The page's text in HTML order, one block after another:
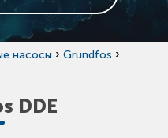
насосы › Grundfos ›
DDE